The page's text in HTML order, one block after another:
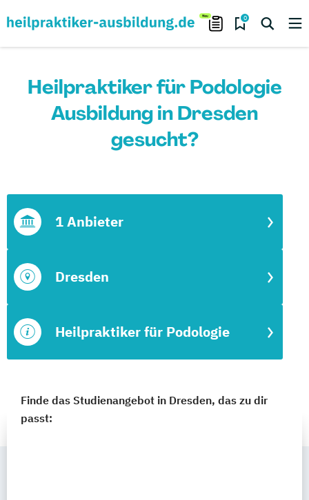
0
Heilpraktiker für Podologie
Ausbildung in Dresden
gesucht?
Heilpraktiker für Podologie
Dresden
1 Anbieter
Finde das Studienangebot in Dresden, das zu dir
passt: